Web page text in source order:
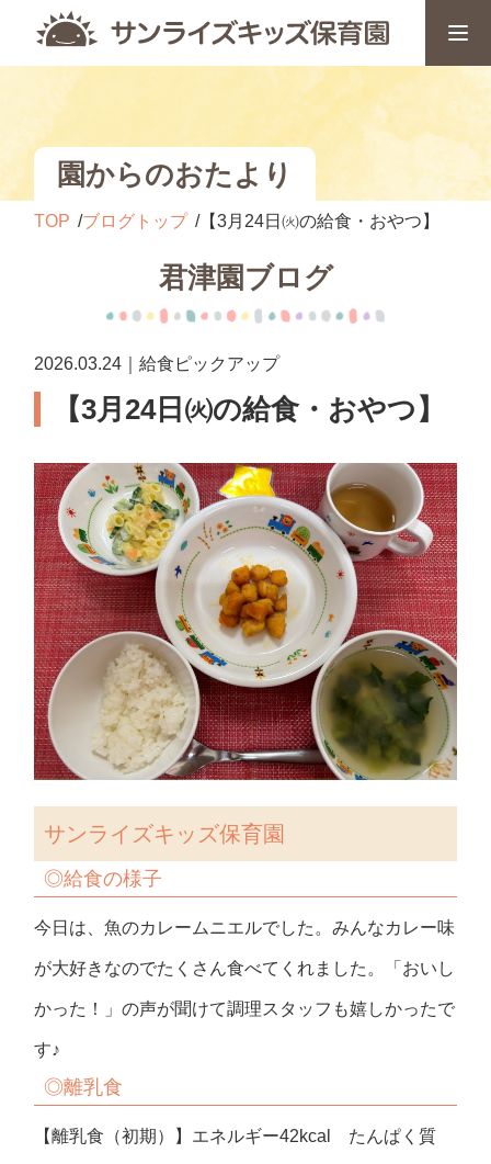
園からのおたより
TOP ブログトップ 【3月24日㈫の給食・おやつ】
君津園ブログ
2026.03.24｜給食ピックアップ
【3月24日㈫の給食・おやつ】
サンライズキッズ保育園
◎給食の様子
今日は、魚のカレームニエルでした。みんなカレー味
が大好きなのでたくさん食べてくれました。「おいし
かった！」の声が聞けて調理スタッフも嬉しかったで
す♪
◎離乳食
【離乳食（初期）】エネルギー42kcal たんぱく質